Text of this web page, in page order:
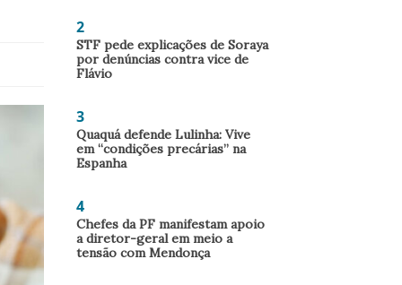
2
STF pede explicações de Soraya
por denúncias contra vice de
Flávio
3
Quaquá defende Lulinha: Vive
em “condições precárias” na
Espanha
4
Chefes da PF manifestam apoio
a diretor-geral em meio a
tensão com Mendonça